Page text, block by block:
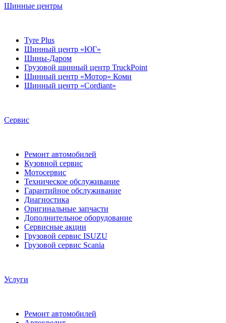
Шинные центры
Tyre Plus
Шинный центр «ЮГ»
Шины-Даром
Грузовой шинный центр TruckPoint
Шинный центр «Мотор» Коми
Шинный центр «Cordiant»
Сервис
Ремонт автомобилей
Кузовной сервис
Мотосервис
Техническое обслуживание
Гарантийное обслуживание
Диагностика
Оригинальные запчасти
Дополнительное оборудование
Сервисные акции
Грузовой сервис ISUZU
Грузовой сервис Scania
Услуги
Ремонт автомобилей